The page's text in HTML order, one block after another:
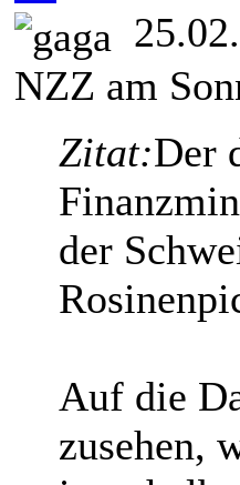
NZZ am
Zitat:Der
der
Auf die
zusehen,